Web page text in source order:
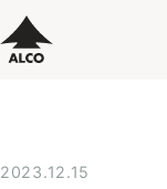
2023.12.15